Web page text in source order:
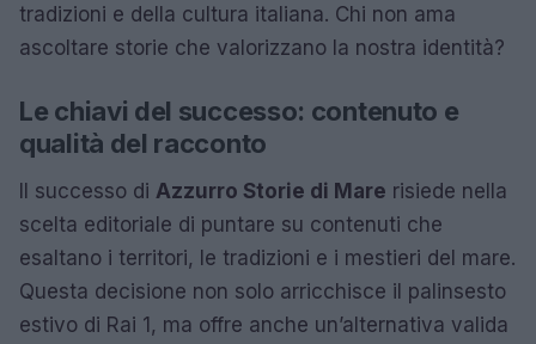
tradizioni e della cultura italiana. Chi non ama
ascoltare storie che valorizzano la nostra identità?
Le chiavi del successo: contenuto e
qualità del racconto
Il successo di Azzurro Storie di Mare risiede nella
scelta editoriale di puntare su contenuti che
esaltano i territori, le tradizioni e i mestieri del mare.
Questa decisione non solo arricchisce il palinsesto
estivo di Rai 1, ma offre anche un’alternativa valida